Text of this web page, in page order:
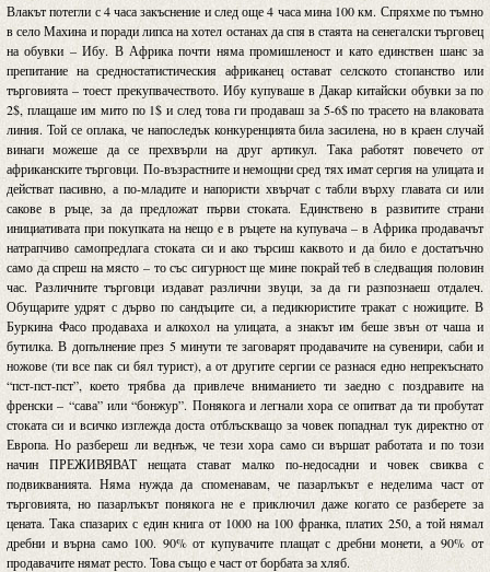
Влакът потегли с 4 часа закъснение и след още 4 часа мина 100 км. Спряхме по тъмно
в село Махина и поради липса на хотел останах да спя в стаята на сенегалски търговец
на обувки – Ибу. В Африка почти няма промишленост и като единствен шанс за
препитание на средностатистическия африканец остават селското стопанство или
търговията – тоест прекупвачеството. Ибу купуваше в Дакар китайски обувки за по
2$, плащаше им мито по 1$ и след това ги продаваш за 5-6$ по трасето на влаковата
линия. Той се оплака, че напоследък конкуренцията била засилена, но в краен случай
винаги можеше да се прехвърли на друг артикул. Така работят повечето от
африканските търговци. По-възрастните и немощни сред тях имат сергия на улицата и
действат пасивно, а по-младите и напористи хвърчат с табли върху главата си или
сакове в ръце, за да предложат първи стоката. Единствено в развитите страни
инициативата при покупката на нещо е в ръцете на купувача – в Африка продавачът
натрапчиво самопредлага стоката си и ако търсиш каквото и да било е достатъчно
само да спреш на място – то със сигурност ще мине покрай теб в следващия половин
час. Различните търговци издават различни звуци, за да ги разпознаеш отдалеч.
Обущарите удрят с дърво по сандъците си, а педикюристите тракат с ножиците. В
Буркина Фасо продаваха и алкохол на улицата, а знакът им беше звън от чаша и
бутилка. В допълнение през 5 минути те заговарят продавачите на сувенири, саби и
ножове (ти все пак си бял турист), а от другите сергии се разнася едно непрекъснато
“пст-пст-пст”, което трябва да привлече вниманието ти заедно с поздравите на
френски – “сава” или “бонжур”. Понякога и легнали хора се опитват да ти пробутат
стоката си и всичко изглежда доста отблъскващо за човек попаднал тук директно от
Европа. Но разбереш ли веднъж, че тези хора само си вършат работата и по този
начин ПРЕЖИВЯВАТ нещата стават малко по-недосадни и човек свиква с
подвикванията. Няма нужда да споменавам, че пазарлъкът е неделима част от
търговията, но пазарлъкът понякога не е приключил даже когато се разберете за
цената. Така спазарих с един книга от 1000 на 100 франка, платих 250, а той нямал
дребни и върна само 100. 90% от купувачите плащат с дребни монети, а 90% от
продавачите нямат ресто. Това също е част от борбата за хляб.